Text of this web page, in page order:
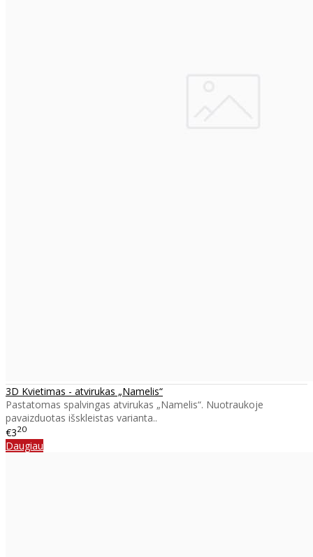
3D Kvietimas - atvirukas „Namelis“
Pastatomas spalvingas atvirukas „Namelis“. Nuotraukoje
pavaizduotas išskleistas varianta..
€320
Daugiau